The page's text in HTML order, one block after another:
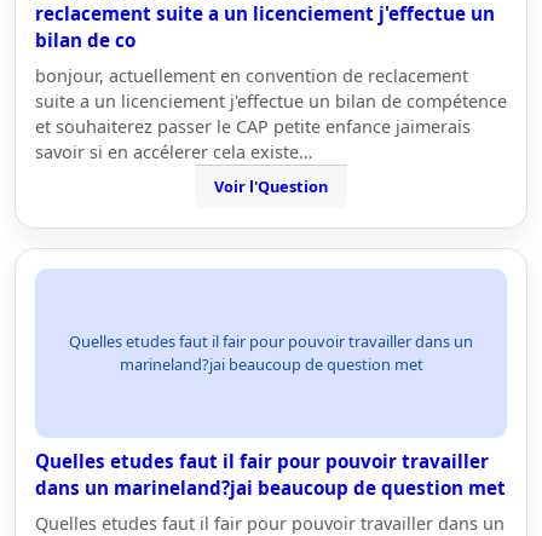
reclacement suite a un licenciement j'effectue un
bilan de co
bonjour, actuellement en convention de reclacement
suite a un licenciement j'effectue un bilan de compétence
et souhaiterez passer le CAP petite enfance jaimerais
savoir si en accélerer cela existe…
Voir l'Question
Quelles etudes faut il fair pour pouvoir travailler dans un
marineland?jai beaucoup de question met
Quelles etudes faut il fair pour pouvoir travailler
dans un marineland?jai beaucoup de question met
Quelles etudes faut il fair pour pouvoir travailler dans un